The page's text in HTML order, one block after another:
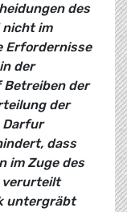
des
nicht im
Erfordernisse
der
Betreiben der
der
Darfur
dass
im Zuge des
verurteilt
untergräbt